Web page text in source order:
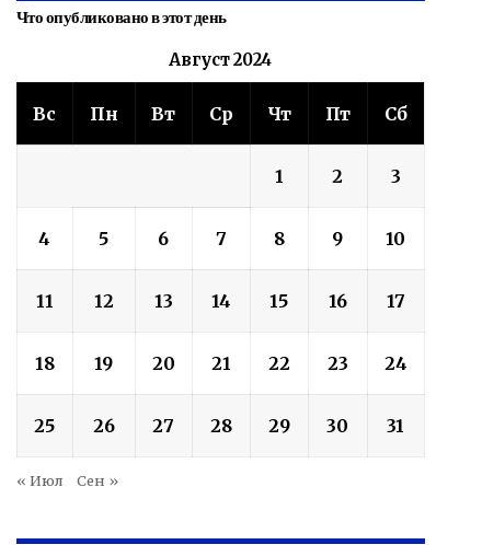
Что опубликовано в этот день
Август 2024
Вс Пн Вт Ср Чт Пт Сб
1 2 3
4 5 6 7 8 9 10
11 12 13 14 15 16 17
18 19 20 21 22 23 24
25 26 27 28 29 30 31
« Июл Сен »